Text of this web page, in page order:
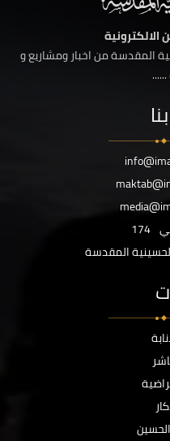
الالكترونية
المقدسة من اخبار ومشاريع و
174
المقدسة